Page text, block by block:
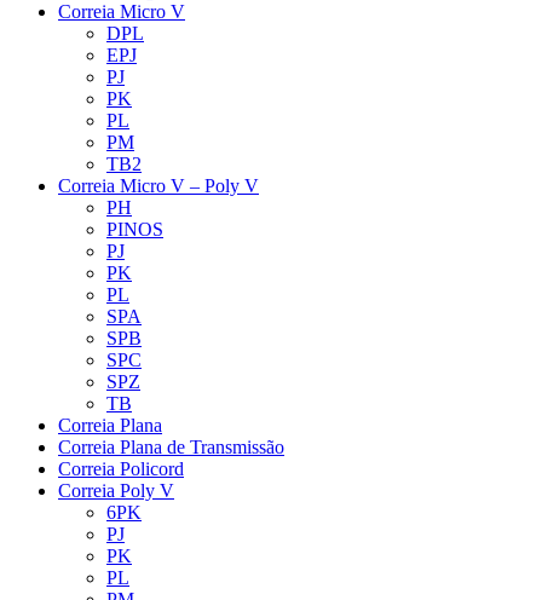
Correia Micro V
DPL
EPJ
PJ
PK
PL
PM
TB2
Correia Micro V – Poly V
PH
PINOS
PJ
PK
PL
SPA
SPB
SPC
SPZ
TB
Correia Plana
Correia Plana de Transmissão
Correia Policord
Correia Poly V
6PK
PJ
PK
PL